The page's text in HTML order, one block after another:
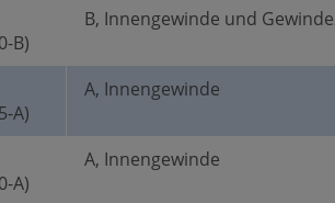
B)
B, Innengewinde und
A)
A, Innengewinde
A)
A, Innengewinde